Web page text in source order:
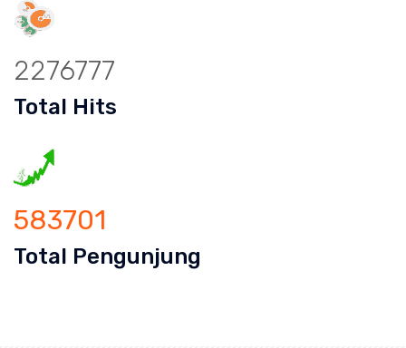
2276777
Total Hits
583701
Total Pengunjung